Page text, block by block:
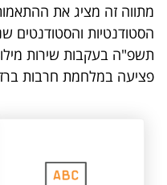
מתווה זה מציג את
הסטודנטיות והסטודנטים
תשפ"ה בעקבות שירות
פציעה במלחמת חרבות